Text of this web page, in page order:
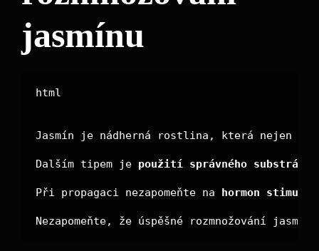
jasmínu
html
Jasmín je nádherná rostlina, která nejen
Dalším tipem je použití správného substrátu
Při propagaci nezapomeňte na hormon